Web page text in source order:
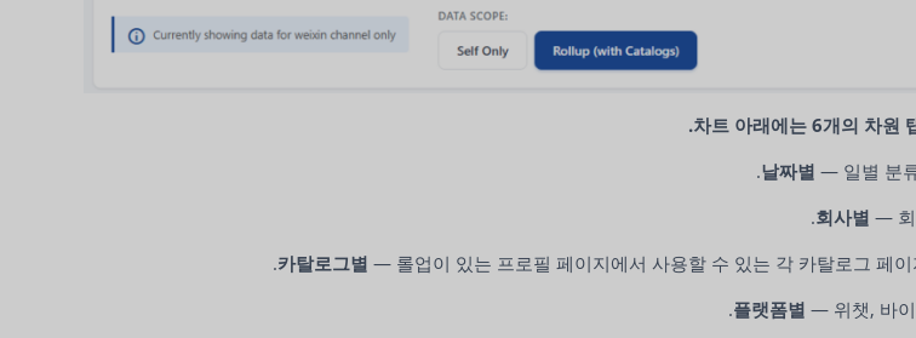
차트 아래에는 6개의 차원
날짜별— 일별 분
— 회
— 롤업이 있는 프로필 페이지에서 사용할 수 있는 각 카탈로그 페
— 위챗, 바이